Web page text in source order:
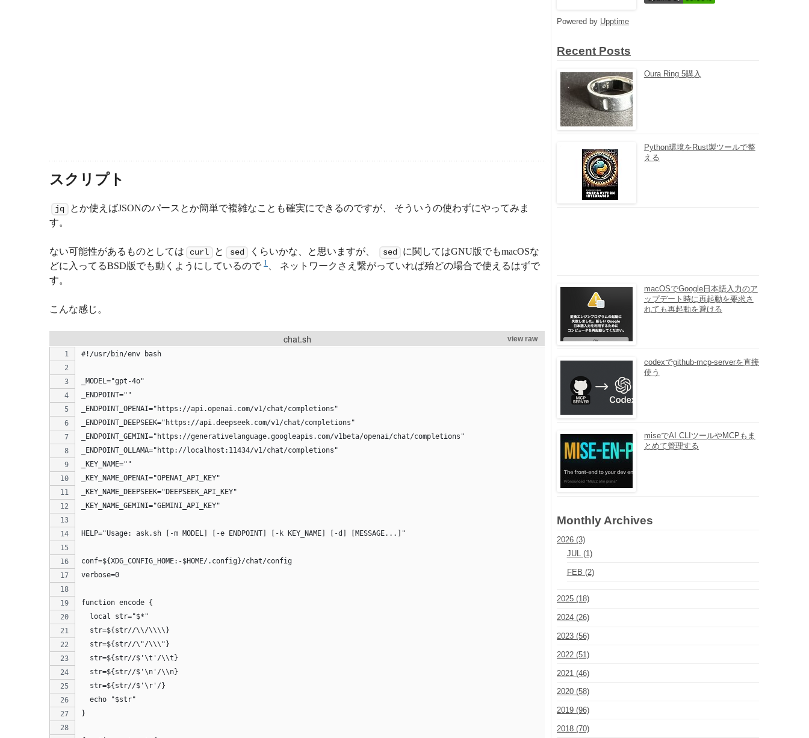
スクリプト
jq
とか使えばJSONのパースとか簡単で複雑なことも確実にできるのですが、 そういうの使わずにやってみま
す。
ない可能性があるものとしては curl と sed くらいかな、と思いますが、 sed
に関してはGNU版でもmacOSな
どに入ってるBSD版でも動くようにしているので 1
、 ネットワークさえ繋がっていれば殆どの場合で使えるはずで
す。
こんな感じ。
#!/usr/bin/env bash
_MODEL="gpt-4o"
_ENDPOINT=""
_ENDPOINT_OPENAI="https://api.openai.com/v1/chat/completions"
_ENDPOINT_DEEPSEEK="https://api.deepseek.com/v1/chat/completions"
_ENDPOINT_GEMINI="https://generativelanguage.googleapis.com/v1beta/openai/chat/completions"
_ENDPOINT_OLLAMA="http://localhost:11434/v1/chat/completions"
_KEY_NAME=""
_KEY_NAME_OPENAI="OPENAI_API_KEY"
_KEY_NAME_DEEPSEEK="DEEPSEEK_API_KEY"
_KEY_NAME_GEMINI="GEMINI_API_KEY"
HELP="Usage: ask.sh [-m MODEL] [-e ENDPOINT] [-k KEY_NAME] [-d] [MESSAGE...]"
conf=${XDG_CONFIG_HOME:-$HOME/.config}/chat/config
verbose=0
function encode {
  local str="$*"
  str=${str//\\/\\\\}
  str=${str//\"/\\\"}
  str=${str//$'\t'/\\t}
  str=${str//$'\n'/\\n}
  str=${str//$'\r'/}
  echo "$str"
}
view raw
chat.sh
Powered by Upptime
Recent Posts
Oura Ring 5購入
Python環境をRust製ツールで整
える
macOSでGoogle日本語入力のア
ップデート時に再起動を要求さ
れても再起動を避ける
codexでgithub-mcp-serverを直接
使う
miseでAI CLIツールやMCPもま
とめて管理する
Monthly Archives
2026 (3)
JUL (1)
FEB (2)
2025 (18)
2024 (26)
2023 (56)
2022 (51)
2021 (46)
2020 (58)
2019 (96)
2018 (70)